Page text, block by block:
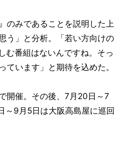
のみであることを説明した上
う」と分析。「若い方向けの
む番組はないんですね。そっ
います」と期待を込めた。
開催。その後、7月20日～7
～9月5日は大阪高島屋に巡回